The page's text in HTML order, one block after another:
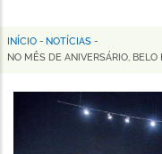
Horizonte
Trilha
navegação
INÍCIO - NOTÍCIAS -
NO MÊS DE ANIVERSÁRIO,